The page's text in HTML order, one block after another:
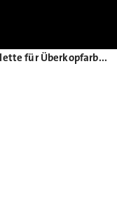
Audi testet Exoskelette für Überkopfarbeiten